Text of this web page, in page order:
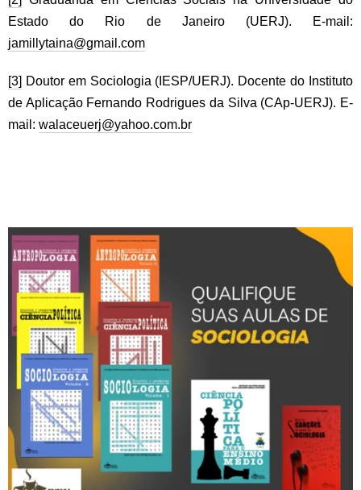
Estado do Rio de Janeiro (UERJ). E-mail:
jamillytaina@gmail.com
[3] Doutor em Sociologia (IESP/UERJ). Docente do Instituto
de Aplicação Fernando Rodrigues da Silva (CAp-UERJ). E-
mail: walaceuerj@yahoo.com.br